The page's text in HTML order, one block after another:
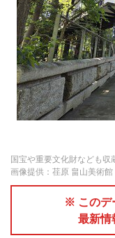
国宝や重要文化財なども収
画像提供：荏原 畠山美術館
※ このデ
最新情